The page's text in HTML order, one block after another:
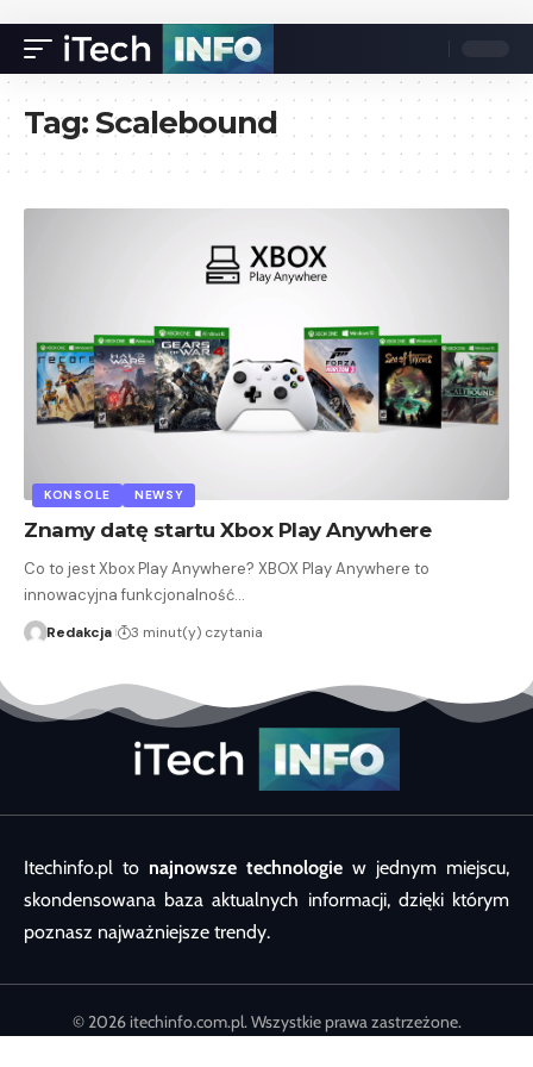
Tag:Scalebound
KONSOLE NEWSY
Znamy datę startu Xbox Play Anywhere
Co to jest Xbox Play Anywhere? XBOX Play Anywhere to
innowacyjna funkcjonalność…
Redakcja 3 minut(y) czytania
Itechinfo.pl to najnowsze technologie w jednym miejscu,
skondensowana baza aktualnych informacji, dzięki którym
poznasz najważniejsze trendy.
© 2026 itechinfo.com.pl. Wszystkie prawa zastrzeżone.